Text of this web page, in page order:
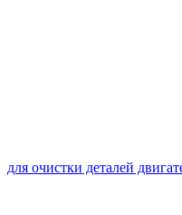
для очистки деталей